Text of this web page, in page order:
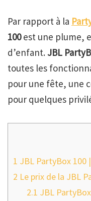
Par rapport à la
100est une plume,
d’enfant.JBL
toutes les
pour une fête, une
pour quelques
1 JBL PartyBox 100
2 Le prix de la JBL
2.1 JBL